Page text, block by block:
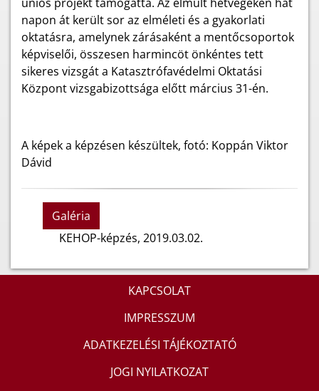
napon át került sor az elméleti és a gyakorlati
oktatásra, amelynek zárásaként a mentőcsoportok
képviselői, összesen harmincöt önkéntes tett
sikeres vizsgát a Katasztrófavédelmi Oktatási
Központ vizsgabizottsága előtt március 31-én.
A képek a képzésen készültek, fotó: Koppán Viktor
Dávid
Galéria
KEHOP-képzés, 2019.03.02.
KAPCSOLAT
IMPRESSZUM
ADATKEZELÉSI TÁJÉKOZTATÓ
JOGI NYILATKOZAT